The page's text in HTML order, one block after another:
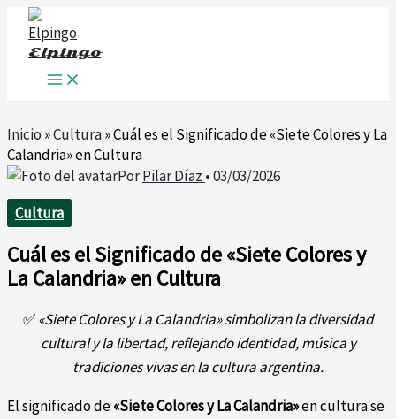
contenido
Elpingo
Inicio »Cultura»Cuál es el Significado de «Siete Colores y La
Calandria» en Cultura
PorPilar Díaz •03/03/2026
Cultura
Cuál es el Significado de «Siete Colores y
La Calandria» en Cultura
✅«Siete Colores y La Calandria» simbolizan la diversidad
cultural y la libertad, reflejando identidad, música y
tradiciones vivas en la cultura argentina.
El significado de«Siete Colores y La Calandria»en cultura se